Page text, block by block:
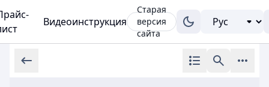
Видеоинструкция
Старая
версия
сайта